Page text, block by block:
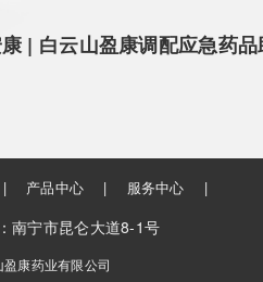
| 白云山盈康调配应急药品
| 产品中心 | 服务中心 |
南宁市昆仑大道8-1号
康药业有限公司